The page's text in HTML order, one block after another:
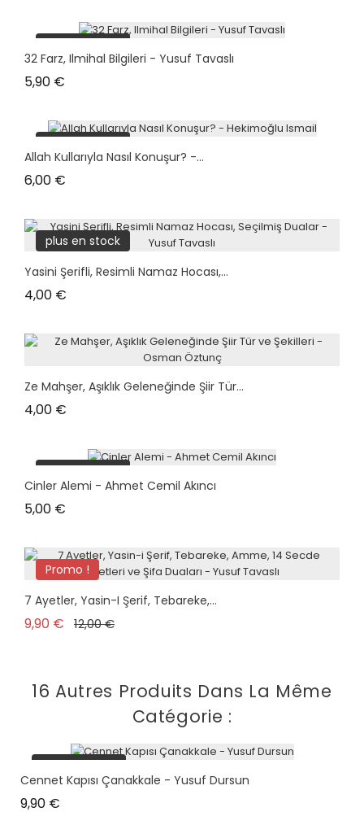
plus en stock
32 Farz, Ilmihal Bilgileri - Yusuf Tavaslı
5,90 €
plus en stock
Allah Kullarıyla Nasıl Konuşur? -...
6,00 €
plus en stock
Yasini Şerifli, Resimli Namaz Hocası,...
4,00 €
Ze Mahşer, Aşıklık Geleneğinde Şiir Tür...
4,00 €
plus en stock
Cinler Alemi - Ahmet Cemil Akıncı
5,00 €
Promo !
plus en stock
7 Ayetler, Yasin-I Şerif, Tebareke,...
9,90 € Prix de base
12,00 €Prix
16 Autres Produits Dans La Même
Catégorie :
plus en stock
Cennet Kapısı Çanakkale - Yusuf Dursun
9,90 €